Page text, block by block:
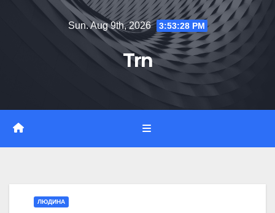
Sun. Aug 9th, 2026 3:53:29 PM
Trn
ЛЮДИНА